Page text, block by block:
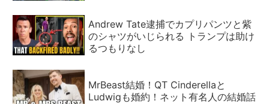
Andrew Tate逮捕でカプリパンツと紫
のシャツがいじられる トランプは助け
るつもりなし
MrBeast結婚！QT Cinderellaと
Ludwigも婚約！ネット有名人の結婚話